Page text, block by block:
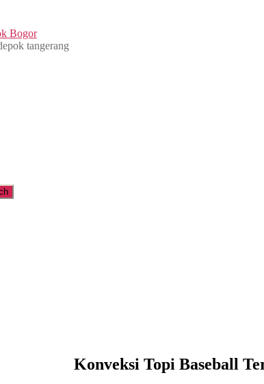
Bogor
tangerang
Konveksi Topi Baseball